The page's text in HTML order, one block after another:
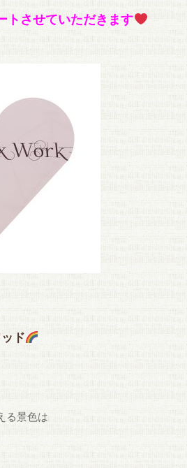
トさせていただきます
ド
る景色は